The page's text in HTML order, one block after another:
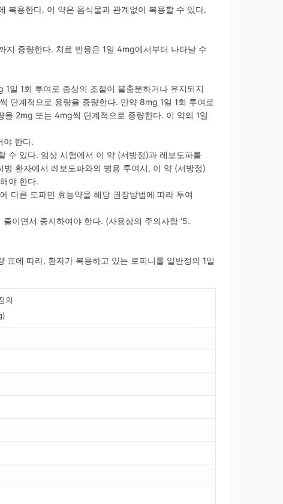
복용한다. 이 약은 음식물과 관계없이 복용할 수 있다.
지 증량한다. 치료 반응은 1일 4mg에서부터 나타날 수
일 1회 투여로 증상의 조절이 불충분하거나 유지되지
단계적으로 용량을 증량한다. 만약 8mg 1일 1회 투여로
2mg 또는 4mg씩 단계적으로 증량한다. 이 약의 1일
야 한다.
수 있다. 임상 시험에서 이 약 (서방정)과 레보도파를
환자에서 레보도파와의 병용 투여시, 이 약 (서방정)
야 한다.
다른 도파민 효능약을 해당 권장방법에 따라 투여
이면서 중지하여야 한다. (사용상의 주의사항 ‘5.
에 따라, 환자가 복용하고 있는 로피니롤 일반정의 1일
의